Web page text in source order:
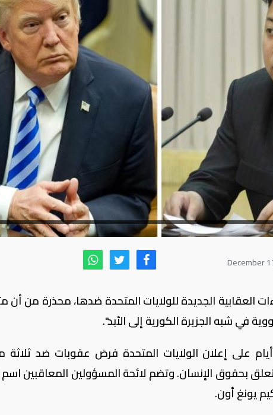
العقابية الجديدة للولايات المتحدة ضدها، محذرة من
في شبه الجزيرة الكورية إلى الأبد".
أيام على إعلان الولايات المتحدة فرض عقوبات ضد
بحقوق الإنسان. وتضم لائحة المسؤولين المعاقبين
يونغ أون.